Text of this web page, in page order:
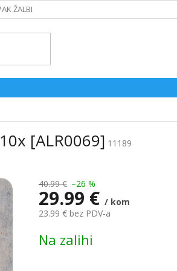
ŽALBI
[ALR0069] 11189
40.99 € –26 %
29.99 € / kom
23.99 € bez PDV-a
price:
Na zalihi